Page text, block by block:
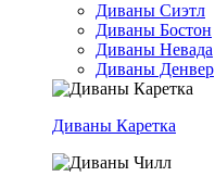
Диваны Сиэтл
Диваны Бостон
Диваны Невада
Диваны Денвер
Диваны Каретка